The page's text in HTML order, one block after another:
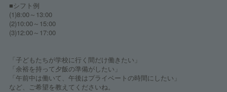
■シフト例
(1)8:00～13:00
(2)10:00～15:00
(3)12:00～17:00
「子どもたちが学校に行く間だけ働きたい」
「余裕を持って夕飯の準備がしたい」
「午前中は働いて、午後はプライベートの時間にしたい」
など、ご希望を教えてくださいね。